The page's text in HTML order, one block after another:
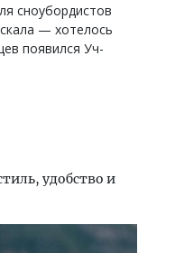
сноубордистов
— хотелось
появился Уч-
удобство и